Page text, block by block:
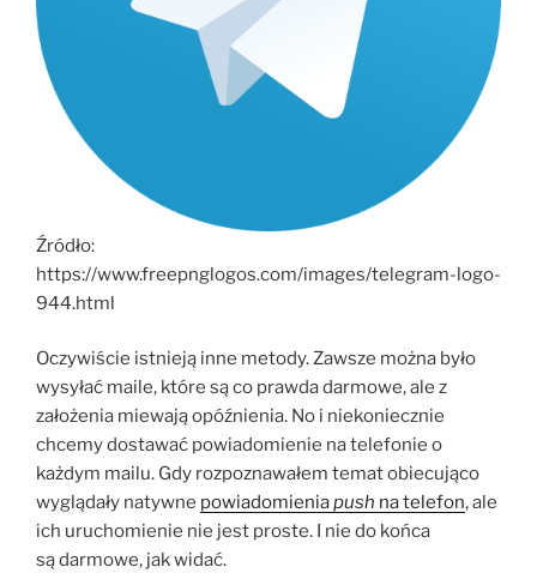
Źródło:
https://www.freepnglogos.com/images/telegram-logo-
944.html
Oczywiście istnieją inne metody. Zawsze można było
wysyłać maile, które są co prawda darmowe, ale z
założenia miewają opóźnienia. No i niekoniecznie
chcemy dostawać powiadomienie na telefonie o
każdym mailu. Gdy rozpoznawałem temat obiecująco
wyglądały natywne powiadomieniapush na telefon, ale
ich uruchomienie nie jest proste. I nie do końca
są darmowe, jak widać.